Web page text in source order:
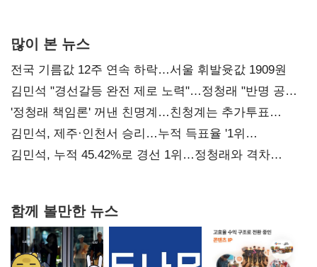
많이 본 뉴스
전국 기름값 12주 연속 하락…서울 휘발윳값 1909원
김민석 "경선갈등 완전 제로 노력"…정청래 "반명 공세
사과부터"
'정청래 책임론' 꺼낸 친명계…친청계는 추가투표
때리기
김민석, 제주·인천서 승리…누적 득표율 '1위
탈환'(종합)
김민석, 누적 45.42%로 경선 1위…정청래와 격차
함께 볼만한 뉴스